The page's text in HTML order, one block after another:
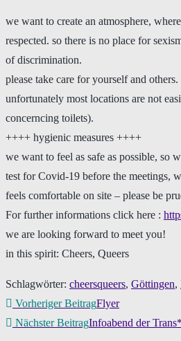
we want to create an atmosphere,
respected. so there is no place for
of discrimination.
please take care for yourself and others.
unfortunately most locations are not
concerncing toilets).
++++ hygienic measures ++++
we want to feel as safe as possible, so
test for Covid-19 before the meetings,
feels comfortable on site – please be
For further informations click here :
we are looking forward to meet you!
in this spirit: Cheers, Queers
Schlagwörter: cheersqueers, Göttingen,
Weitere
Artikel
Vorheriger BeitragFlyer
Nächster BeitragInfoabend der